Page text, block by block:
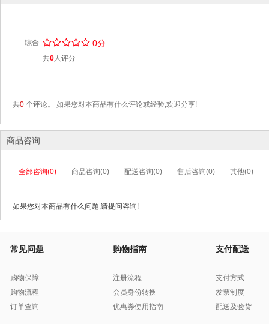
综合 /////
..... 0分
共0人评分
共0 个评论。 如果您对本商品有什么评论或经验,欢迎分享!
商品咨询
全部咨询(0) 商品咨询(0) 配送咨询(0) 售后咨询(0) 其他(0)
如果您对本商品有什么问题,请提问咨询!
常见问题
购物保障
购物流程
订单查询
购物指南
注册流程
会员身份转换
优惠券使用指南
支付配送
支付方式
发票制度
配送及验货